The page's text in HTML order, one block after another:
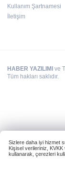
Kullanım Şartnamesi
İletişim
HABER YAZILIMI ve
Tüm hakları saklıdır.
Sizlere daha iyi hizmet
Kişisel verileriniz, KVKK
kullanarak, çerezleri